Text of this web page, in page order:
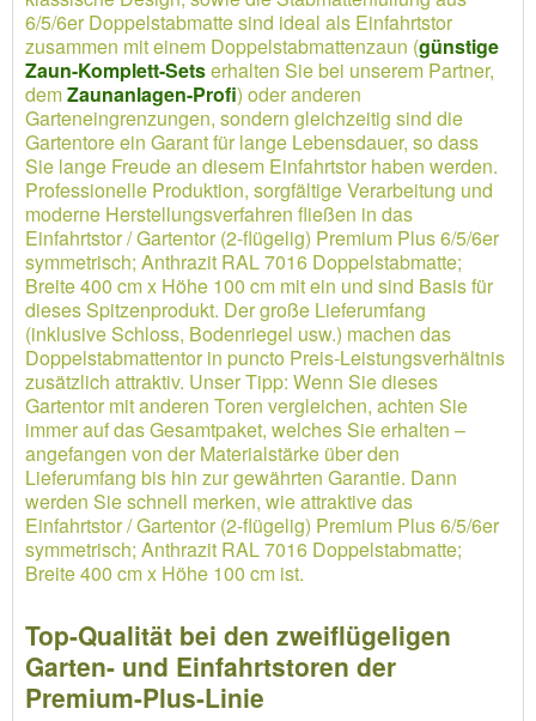
6/5/6er Doppelstabmatte sind ideal als Einfahrtstor
zusammen mit einem Doppelstabmattenzaun (günstige
Zaun-Komplett-Setserhalten Sie bei unserem Partner,
demZaunanlagen-Profi) oder anderen
Garteneingrenzungen, sondern gleichzeitig sind die
Gartentore ein Garant für lange Lebensdauer, so dass
Sie lange Freude an diesem Einfahrtstor haben werden.
Professionelle Produktion, sorgfältige Verarbeitung und
moderne Herstellungsverfahren fließen in das
Einfahrtstor / Gartentor (2-flügelig) Premium Plus 6/5/6er
symmetrisch; Anthrazit RAL 7016 Doppelstabmatte;
Breite 400 cm x Höhe 100 cm mit ein und sind Basis für
dieses Spitzenprodukt. Der große Lieferumfang
(inklusive Schloss, Bodenriegel usw.) machen das
Doppelstabmattentor in puncto Preis-Leistungsverhältnis
zusätzlich attraktiv. Unser Tipp: Wenn Sie dieses
Gartentor mit anderen Toren vergleichen, achten Sie
immer auf das Gesamtpaket, welches Sie erhalten –
angefangen von der Materialstärke über den
Lieferumfang bis hin zur gewährten Garantie. Dann
werden Sie schnell merken, wie attraktive das
Einfahrtstor / Gartentor (2-flügelig) Premium Plus 6/5/6er
symmetrisch; Anthrazit RAL 7016 Doppelstabmatte;
Breite 400 cm x Höhe 100 cm ist.
Top-Qualität bei den zweiflügeligen
Garten- und Einfahrtstoren der
Premium-Plus-Linie